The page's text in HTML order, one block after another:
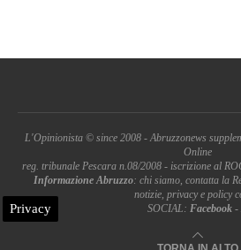
L'Opinionista © since 2008 - Abruzzonews
Online
reg. tribunale Pescara n.08/2008 - iscrizione al
Informazione Abruzzo: chi siamo, contatta la
notizie, privacy e policy
SOCIAL: Facebook -
Privacy